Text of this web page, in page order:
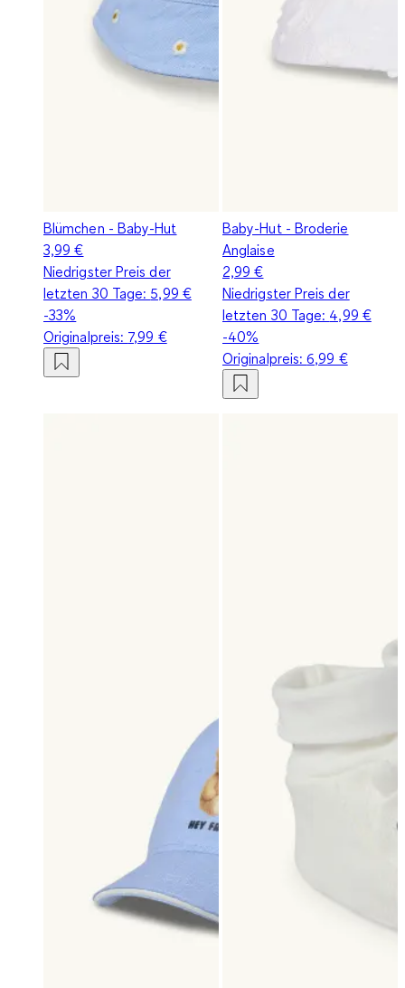
Blümchen - Baby-Hut
3,99 €
Niedrigster Preis der
letzten 30 Tage: 5,99 €
-33%
Originalpreis: 7,99 €
Baby-Hut - Broderie
Anglaise
2,99 €
Niedrigster Preis der
letzten 30 Tage: 4,99 €
-40%
Originalpreis:6,99 €